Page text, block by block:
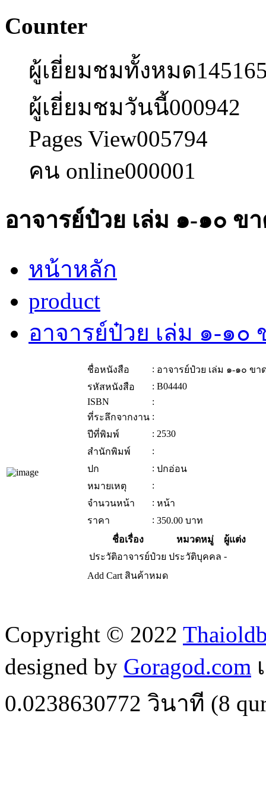
Counter
ผู้เยี่ยมชมทั้งหมด
ผู้เยี่ยมชมวันนี้000942
Pages View005794
คน online000001
อาจารย์ป๋วย เล่ม ๑-๑๐ ข
หน้าหลัก
product
อาจารย์ป๋วย เล่ม ๑-๑๐
ชื่อหนังสือ : อาจารย์ป๋วย เล่ม ๑-๑๐ ขา
รหัสหนังสือ
: B04440
ISBN
:
ที่ระลึกจากงาน :
ปีที่พิมพ์
: 2530
สำนักพิมพ์
:
ปก
: ปกอ่อน
หมายเหตุ
:
จำนวนหน้า
: หน้า
ราคา
: 350.00 บาท
ชื่อเรื่อง
หมวดหมู่
ผู้แต่ง
ประวัติอาจารย์ป๋วย ประวัติบุคคล -
Add Cart สินค้าหมด
Copyright © 2022
designed by Goragod.com
0.0238630772 วินาที (8